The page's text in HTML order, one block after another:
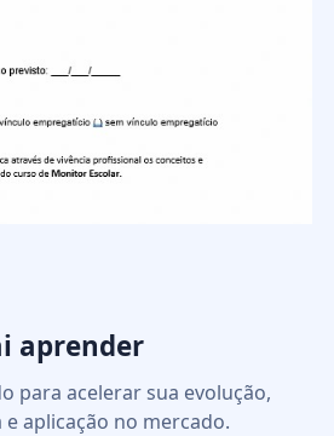
aprender
para acelerar sua evolução,
aplicação no mercado.